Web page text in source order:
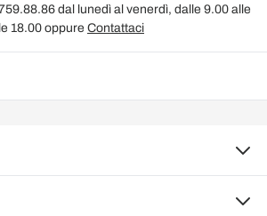
dal lunedì al venerdì, dalle 9.00 alle
18.00 oppure Contattaci